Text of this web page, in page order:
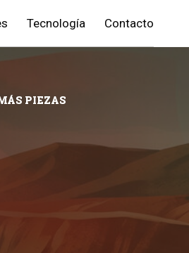
Tecnología Contacto
PIEZAS